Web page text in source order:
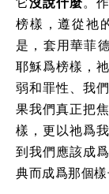
榜樣，遵從祂
是，套用華菲
耶穌爲榜樣，
弱和罪性、我
果我們真正把
樣，更以祂爲
到我們應該成
典而成爲那個樣